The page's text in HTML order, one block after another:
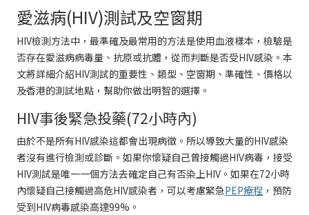
愛滋病(HIV)測試及空窗期
HIV檢測方法中，最準確及最常用的方法是使用血液樣本，檢驗是
否存在愛滋病病毒量、抗原或抗體，從而判斷是否受HIV感染。本
文將詳細介紹HIV測試的重要性、類型、空窗期、準確性、價格以
及香港的測試地點，幫助你做出明智的選擇。
HIV事後緊急投藥(72小時內)
由於不是所有HIV感染這都會出現病徵。所以導致大量的HIV感染
者沒有進行檢測或診斷。如果你懷疑自己曾接觸過HIV病毒，接受
HIV測試是唯一一個方法去確定自己有否染上HIV。如果在72小時
內懷疑自己接觸過高危HIV感染者，可以考慮緊急PEP療程 ，預防
受到HIV病毒感染高達99%。